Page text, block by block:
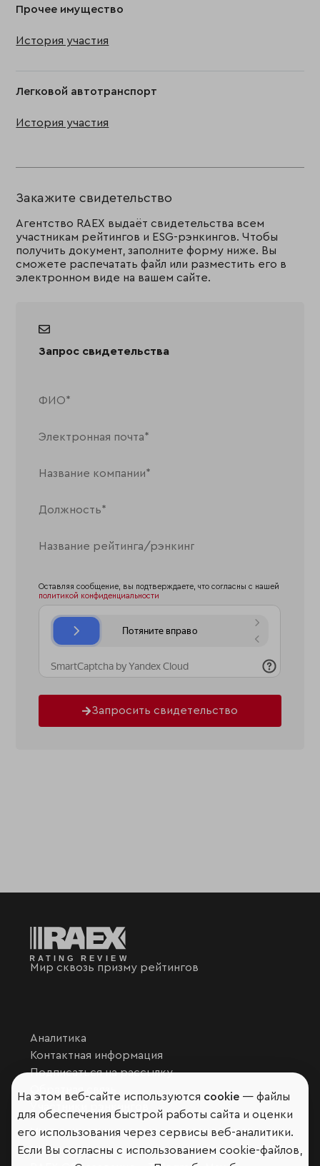
Прочее имущество
История участия
Легковой автотранспорт
История участия
Закажите свидетельство
Агентство RAEX выдаёт свидетельства всем
участникам рейтингов и ESG-рэнкингов. Чтобы
получить документ, заполните форму ниже. Вы
сможете распечатать файл или разместить его в
электронном виде на вашем сайте.
Запрос свидетельства
Оставляя сообщение, вы подтверждаете, что согласны с нашей
политикой конфиденциальности
Запросить свидетельство
Мир сквозь призму рейтингов
Аналитика
Контактная информация
Подписаться на рассылку
Обратная связь
Участники рэнкингов
Мы в социальных сетях и мессенджерах
VK
На этом веб-сайте используются cookie — файлы
для обеспечения быстрой работы сайта и оценки
его использования через сервисы веб-аналитики.
Если Вы согласны с использованием cookie-файлов,